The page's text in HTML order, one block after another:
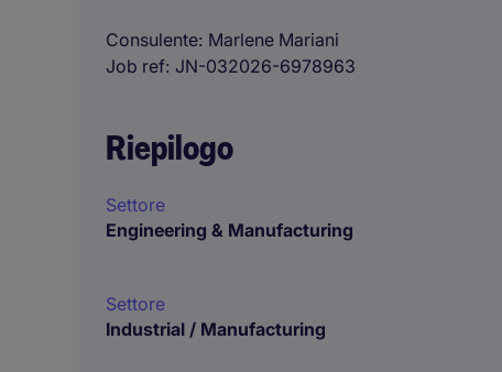
Consulente Marlene Mariani
Job ref JN-032026-6978963
Riepilogo
Settore
Engineering & Manufacturing
Settore
Industrial / Manufacturing